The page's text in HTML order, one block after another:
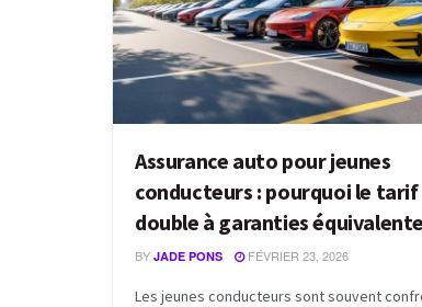
Assurance auto pour jeunes
conducteurs : pourquoi le tarif
double à garanties
BY JADE PONS FÉVRIER 23, 2026
Les jeunes conducteurs sont souvent